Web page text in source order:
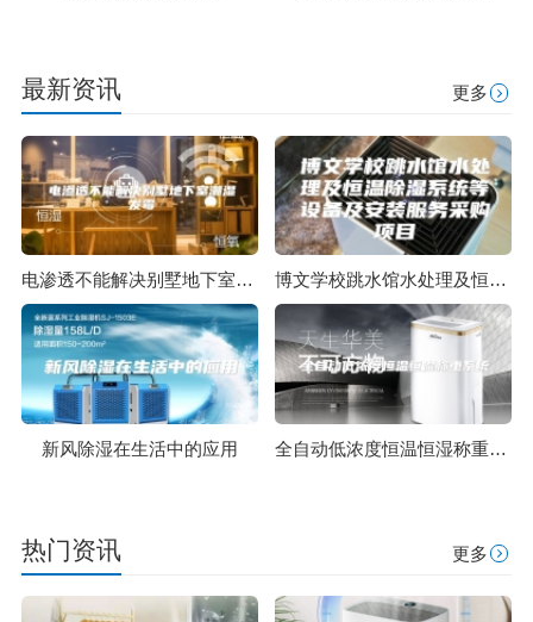
最新资讯 更多
电渗透不能解决别墅地下室潮湿发霉 博文学校跳水馆水处理及恒温除湿系统等设备及安装服务采购项目
新风除湿在生活中的应用 全自动低浓度恒温恒湿称重系统
热门资讯 更多